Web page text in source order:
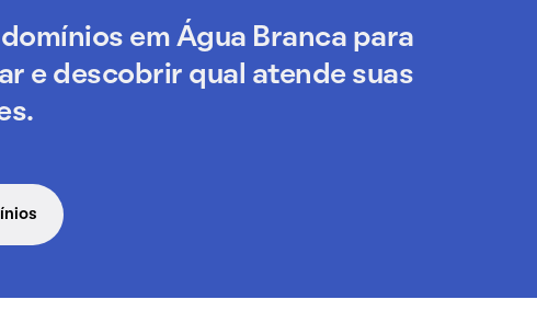
em Água Branca para
e descobrir qual atende suas